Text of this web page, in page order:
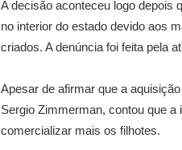
A decisão aconteceu logo depois
no interior do estado devido aos
criados. A denúncia foi feita pela
Apesar de afirmar que a
Sergio Zimmerman, contou que
comercializar mais os filhotes.